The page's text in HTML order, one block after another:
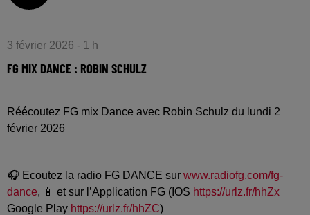
3 février 2026 - 1 h
FG MIX DANCE : ROBIN SCHULZ
Réécoutez FG mix Dance avec Robin Schulz du lundi 2
février 2026
🎧 Ecoutez la radio FG DANCE sur www.radiofg.com/fg-
dance, 📱 et sur l’Application FG (IOS https://urlz.fr/hhZx
Google Play https://urlz.fr/hhZC)